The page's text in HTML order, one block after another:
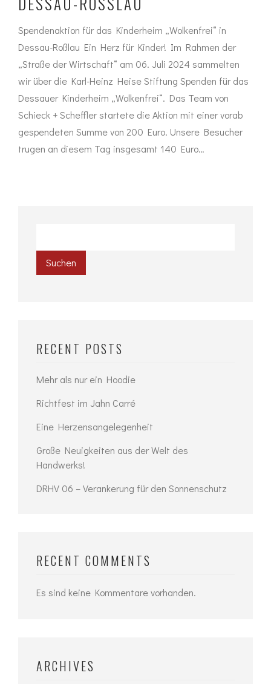
Spendenaktion für das Kinderheim „Wolkenfrei“ in
Dessau-Roßlau Ein Herz für Kinder! Im Rahmen der
„Straße der Wirtschaft“ am 06. Juli 2024 sammelten
wir über die Karl-Heinz Heise Stiftung Spenden für das
Dessauer Kinderheim „Wolkenfrei“. Das Team von
Schieck + Scheffler startete die Aktion mit einer vorab
gespendeten Summe von 200 Euro. Unsere Besucher
trugen an diesem Tag insgesamt 140 Euro…
Suchen
RECENT POSTS
Mehr als nur ein Hoodie
Richtfest im Jahn Carré
Eine Herzensangelegenheit
Große Neuigkeiten aus der Welt des
Handwerks!
DRHV 06 – Verankerung für den Sonnenschutz
RECENT COMMENTS
Es sind keine Kommentare vorhanden.
ARCHIVES